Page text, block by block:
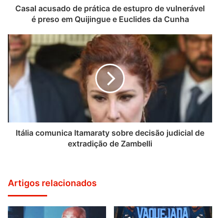
Casal acusado de prática de estupro de vulnerável
é preso em Quijingue e Euclides da Cunha
Itália comunica Itamaraty sobre decisão judicial de
extradição de Zambelli
Artigos relacionados